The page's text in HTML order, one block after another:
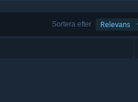
Sortera efter Relevans